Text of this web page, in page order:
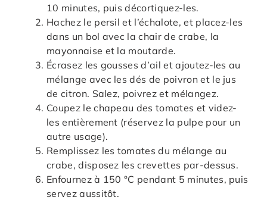
10 minutes, puis décortiquez-les.
Hachez le persil et l’échalote, et placez-les
dans un bol avec la chair de crabe, la
mayonnaise et la moutarde.
Écrasez les gousses d’ail et ajoutez-les au
mélange avec les dés de poivron et le jus
de citron. Salez, poivrez et mélangez.
Coupez le chapeau des tomates et videz-
les entièrement (réservez la pulpe pour un
autre usage).
Remplissez les tomates du mélange au
crabe, disposez les crevettes par-dessus.
Enfournez à 150 °C pendant 5 minutes, puis
servez aussitôt.